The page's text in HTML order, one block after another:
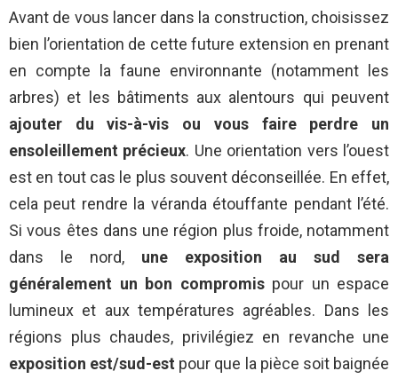
Avant de vous lancer dans la construction, choisissez
bien l’orientation de cette future extension en prenant
en compte la faune environnante (notamment les
arbres) et les bâtiments aux alentours qui peuvent
ajouter du vis-à-vis ou vous faire perdre un
ensoleillement précieux. Une orientation vers l’ouest
est en tout cas le plus souvent déconseillée. En effet,
cela peut rendre la véranda étouffante pendant l’été.
Si vous êtes dans une région plus froide, notamment
dans le nord, une exposition au sud sera
généralement un bon compromispour un espace
lumineux et aux températures agréables. Dans les
régions plus chaudes, privilégiez en revanche une
exposition est/sud-est pour que la pièce soit baignée